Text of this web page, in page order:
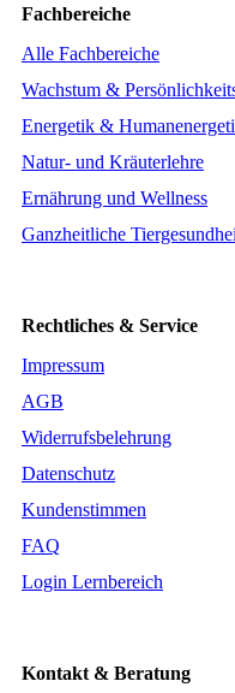
Fachbereiche
Alle Fachbereiche
Wachstum &
Energetik &
Natur- und Kräuterlehre
Ernährung und Wellness
Ganzheitliche
Rechtliches & Service
Impressum
AGB
Widerrufsbelehrung
Datenschutz
Kundenstimmen
FAQ
Login Lernbereich
Kontakt & Beratung